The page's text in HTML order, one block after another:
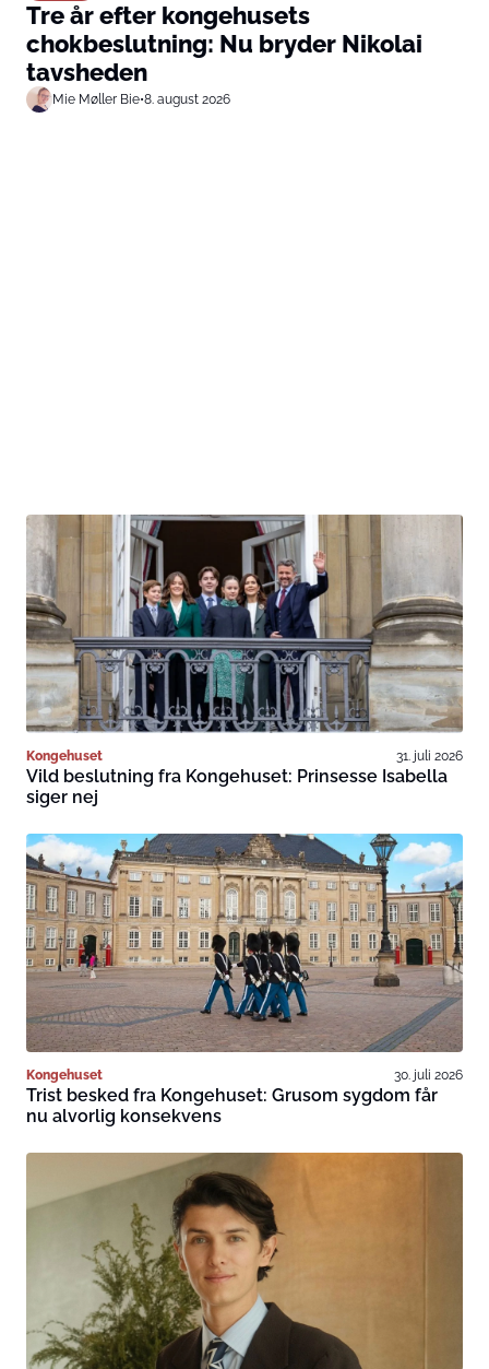
Tre år efter kongehusets
chokbeslutning: Nu bryder Nikolai
tavsheden
Mie Møller Bie•8. august 2026
Kongehuset 31. juli 2026
Vild beslutning fra Kongehuset: Prinsesse Isabella
siger nej
Kongehuset 30. juli 2026
Trist besked fra Kongehuset: Grusom sygdom får
nu alvorlig konsekvens